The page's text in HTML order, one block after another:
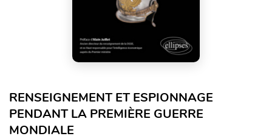
RENSEIGNEMENT ET ESPIONNAGE
PENDANT LA PREMIÈRE GUERRE
MONDIALE